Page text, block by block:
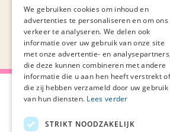
Bied je materiaal
Over Palliaweb
We gebruiken cookies om inhoud en
advertenties te personaliseren en om ons
verkeer te analyseren. We delen ook
informatie over uw gebruik van onze site
met onze advertentie- en analysepartners,
die deze kunnen combineren met andere
informatie die u aan hen heeft verstrekt of
die zij hebben verzameld door uw gebruik
van hun diensten. Lees verder
STRIKT NOODZAKELIJK